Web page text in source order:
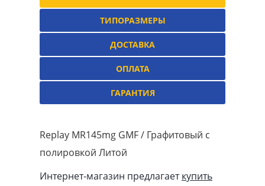
ТИПОРАЗМЕРЫ
ДОСТАВКА
ОПЛАТА
ГАРАНТИЯ
Replay MR145mg GMF / Графитовый с
полировкой Литой
Интернет-магазин предлагаеткупить